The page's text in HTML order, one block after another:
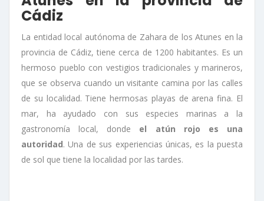
Cádiz
La entidad local autónoma de Zahara de los Atunes en la
provincia de Cádiz, tiene cerca de 1200 habitantes. Es un
hermoso pueblo con vestigios tradicionales y marineros,
que se observa cuando un visitante camina por las calles
de su localidad. Tiene hermosas playas de arena fina. El
mar, ha ayudado con sus especies marinas a la
gastronomía local, donde el atún rojo es una
autoridad. Una de sus experiencias únicas, es la puesta
de sol que tiene la localidad por las tardes.